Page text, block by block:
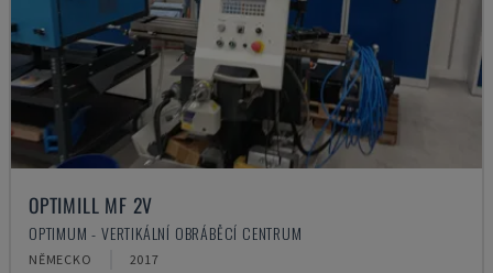
OPTIMILL MF 2V
OPTIMUM - VERTIKÁLNÍ OBRÁBĚCÍ CENTRUM
NĚMECKO 2017